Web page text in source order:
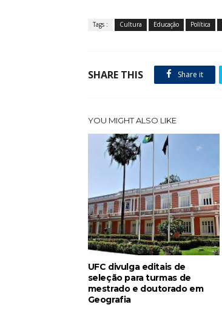
Tags : Cultura Educação Política
SHARE THIS Share it
YOU MIGHT ALSO LIKE
UFC divulga editais de
seleção para turmas de
mestrado e doutorado em
Geografia